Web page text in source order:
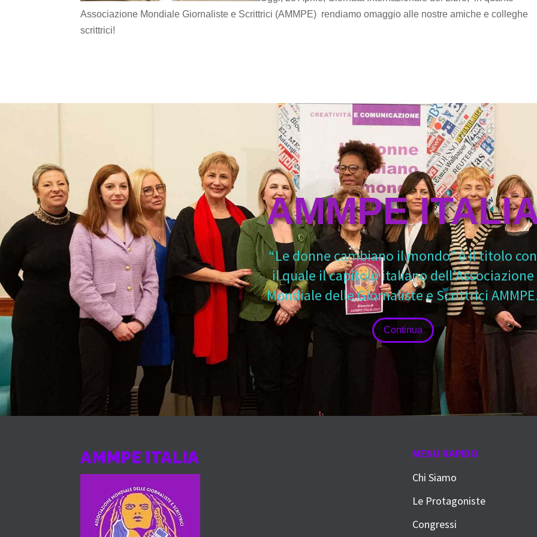
Associazione Mondiale Giornaliste e Scrittrici (AMMPE) rendiamo omaggio alle nostre amiche e colleghe
scrittrici!
AMMPE
“Le donne cambiano il mondo” è il titolo con
il quale il capitolo italiano dell’Associazione
Mondiale delle Giornaliste e Scrittrici
Continua
AMMPE ITALIA
MENU RAPIDO
Chi Siamo
Le Protagoniste
Congressi